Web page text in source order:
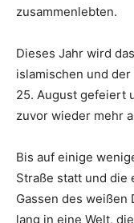
zusammenlebten.
Dieses Jahr wird
islamischen und
25. August gefeiert
zuvor wieder mehr
Bis auf einige
Straße statt und die
Gassen des weißen
lang in eine Welt,